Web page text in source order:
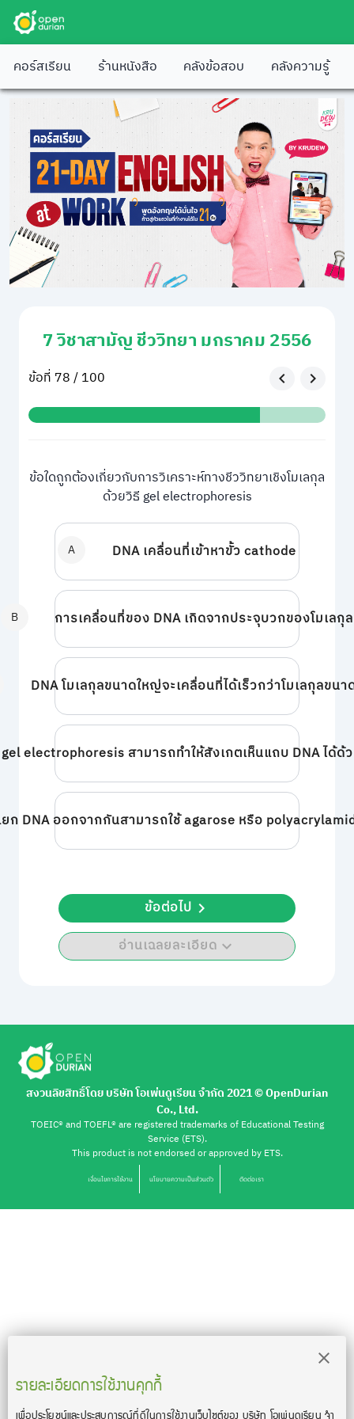
คอร์สเรียน ร้านหนังสือ คลังข้อสอบ คลังความรู้
7 วิชาสามัญ ชีววิทยา มกราคม 2556
ข้อที่ 78 / 100
ข้อใดถูกต้องเกี่ยวกับการวิเคราะห์ทางชีววิทยาเชิงโมเลกุล
ด้วยวิธี gel electrophoresis
A DNA เคลื่อนที่เข้าหาขั้ว cathode
B การเคลื่อนที่ของ DNA เกิดจากประจุบวกของโมเลกุล
DNA โมเลกุลขนาดใหญ่จะเคลื่อนที่ได้เร็วกว่าโมเลกุลขนา
gel electrophoresis สามารถทำให้สังเกตเห็นแถบ DNA ได้ด้
ก DNA ออกจากกันสามารถใช้ agarose หรือ
อ่านเฉลยละเอียด
ข้อต่อไป
รายละเอียดการใช้งานคุกกี้
เพื่อประโยชน์และประสบการณ์ที่ดีในการใช้งานเว็บไซต์ของ บริษัท โอเพ่นดูเรียน จํา
สงวนลิขสิทธิ์โดย บริษัท โอเพ่นดูเรียน จำกัด 2021 ©︎ OpenDurian
Co., Ltd.
TOEIC® and TOEFL® are registered trademarks of Educational Testing
Service (ETS).
This product is not endorsed or approved by ETS.
เงื่อนไขการใช้งาน นโยบายความเป็นส่วนตัว ติดต่อเรา